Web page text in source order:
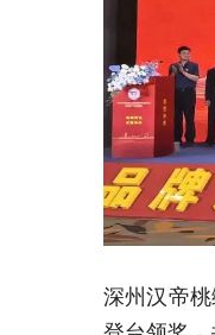
深州汉帝